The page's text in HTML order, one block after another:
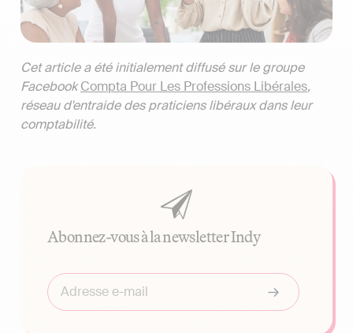
Cet article a été initialement diffusé sur le groupe
FacebookCompta Pour Les Professions Libérales,
réseau d'entraide des praticiens libéraux dans leur
comptabilité.
Abonnez-vous à la newsletter Indy